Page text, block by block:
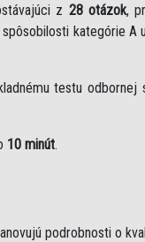
z 28 otázok,
kategórie
testu
10 minút.
podrobnosti o